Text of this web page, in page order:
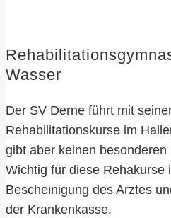
Wasser
Der SV Derne führt mit
Rehabilitationskurse im
gibt aber keinen besonderen
Wichtig für diese Rehakurse
Bescheinigung des Arztes
der Krankenkasse.